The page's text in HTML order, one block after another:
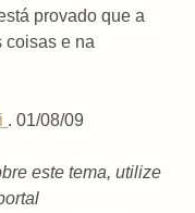
provado que a
coisas e na
. 01/08/09
este tema, utilize